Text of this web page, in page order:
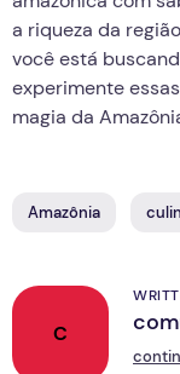
a riqueza da
você está
experimente
magia da
Amazônia
C